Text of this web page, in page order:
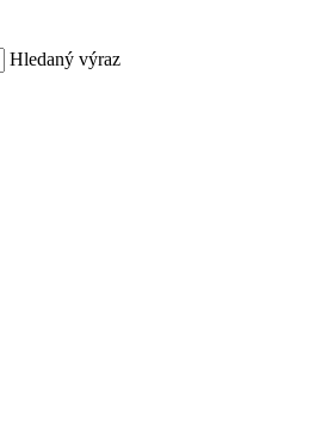
Hledaný výraz